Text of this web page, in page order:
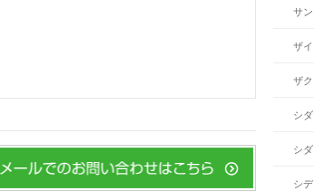
サン
ザ
ザク
シ
シ
シ